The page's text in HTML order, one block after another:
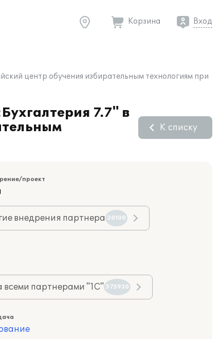
Корзина Вход
центр обучения избирательным технологиям при
7.7" в
К списку
проект
внедрения партнера 20100
всеми партнерами "1С" 575930